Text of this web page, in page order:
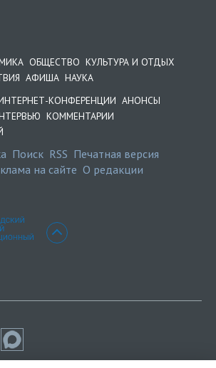
ОБЩЕСТВО КУЛЬТУРА И ОТДЫХ
АФИША НАУКА
КОНФЕРЕНЦИИ АНОНСЫ
КОММЕНТАРИИ
Поиск RSS Печатная версия
на сайте О редакции